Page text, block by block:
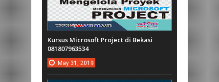
Kursus Microsoft Project di Bekasi
081807963534
May 31, 2019